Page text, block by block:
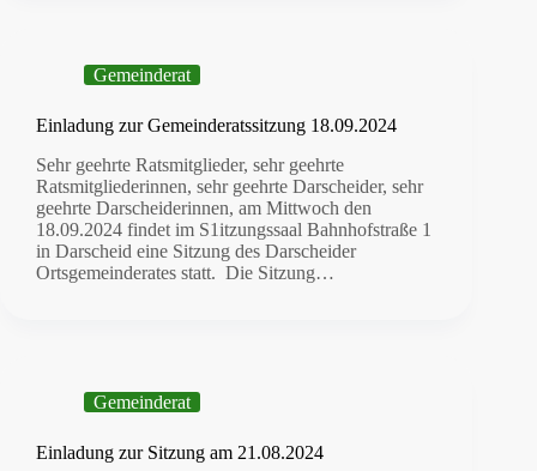
Gemeinderat
Einladung zur Gemeinderatssitzung 18.09.2024
Sehr geehrte Ratsmitglieder, sehr geehrte
Ratsmitgliederinnen, sehr geehrte Darscheider, sehr
geehrte Darscheiderinnen, am Mittwoch den
18.09.2024 findet im S1itzungssaal Bahnhofstraße 1
in Darscheid eine Sitzung des Darscheider
Ortsgemeinderates statt. Die Sitzung…
Gemeinderat
Einladung zur Sitzung am 21.08.2024